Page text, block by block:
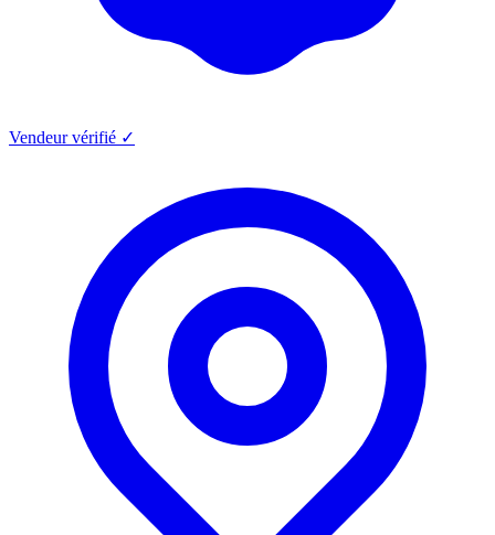
Vendeur vérifié ✓